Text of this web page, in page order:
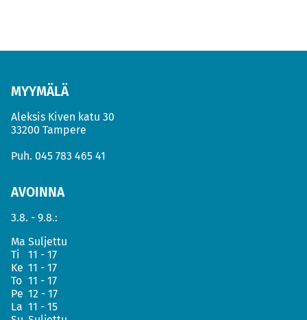
MYYMÄLÄ
Aleksis Kiven katu 30
33200 Tampere
Puh. 045 783 465 41
AVOINNA
3.8. - 9.8.:
Ma Suljettu
Ti
11 - 17
Ke 11 - 17
To 11 - 17
Pe 12 - 17
La 11 - 15